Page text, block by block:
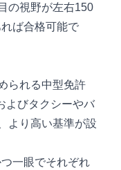
の視野が左右150
ば合格可能で
られる中型免許
よびタクシーやバ
より高い基準が設
一眼でそれぞれ